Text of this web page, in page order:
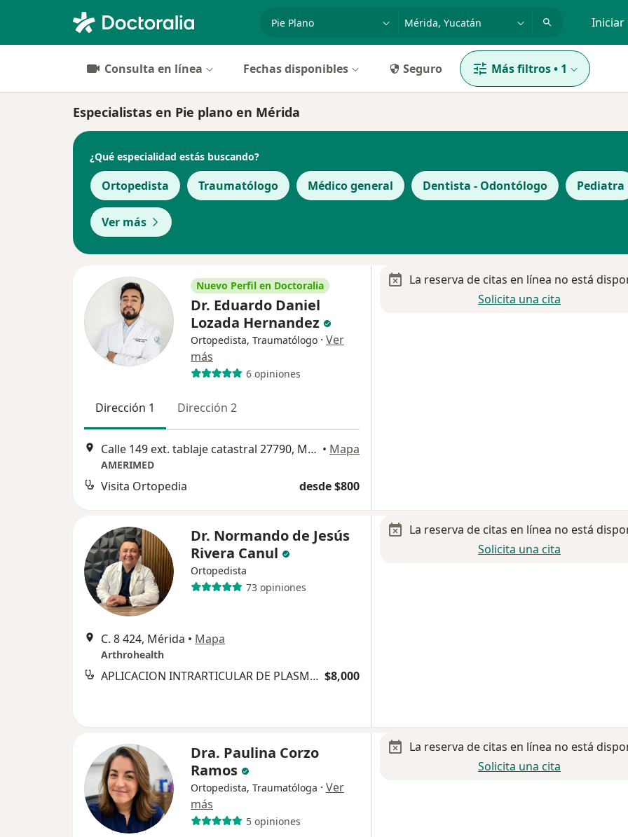
especialidad, enfermedad o nombre
p. ej. Guadalajara Iniciar
Consulta en línea Fechas disponibles Seguro Más filtros• 1
Especialistas en Pie plano en Mérida
¿Qué especialidad estás buscando?
Ortopedista Traumatólogo Médico general Dentista - Odontólogo Pediatra
Ver más
Nuevo Perfil en Doctoralia
Dr. Eduardo Daniel
Lozada Hernandez
Ortopedista, Traumatólogo · Ver
más
6 opiniones
Dirección 1 Dirección 2
Calle 149 ext. tablaje catastral 27790, Mérida • Mapa
AMERIMED
Visita Ortopedia desde $800
La reserva de citas en línea no está
Solicita una cita
Dr. Normando de Jesús
Rivera Canul
Ortopedista
73 opiniones
C. 8 424, Mérida • Mapa
Arthrohealth
APLICACION INTRARTICULAR DE PLASMA RICO EN PLAQUETAS $8,000
La reserva de citas en línea no está
Solicita una cita
Dra. Paulina Corzo
Ramos
Ortopedista, Traumatóloga · Ver
más
5 opiniones
La reserva de citas en línea no está
Solicita una cita